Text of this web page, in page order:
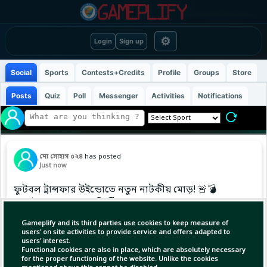
Login Sign up ⚙
Gameplify and its third parties use cookies to keep measure of
users' on site activities to provide service and offers adapted to
users' interest.
Functional cookies are also in place, which are absolutely necessary
for the proper functioning of the website. Unlike the cookies
Social Sports Contests+Credits Profile Groups Store
Posts Quiz Poll Messenger Activities Notifications
মো সোহাগ ০২৪ has posted
Just now
ফুটবল ট্রান্সফার উইন্ডোতে নতুন নাটকীয় মোড়! 🚨💣
​বার্সেলোনার স্বপ্নে বুঁদ ক্রিস্টিয়ান রোমেরো!
অ্যাথলেটিকো মাদ্রিদে ট্রান্সফার প্রায় নিশ্চিত হলেও,
শেষ মুহূর্তে ডিল আটকে বার্সায় যোগ দিতে মরিয়া এই
আর্জেন্টাইন ডিফেন্ডার।